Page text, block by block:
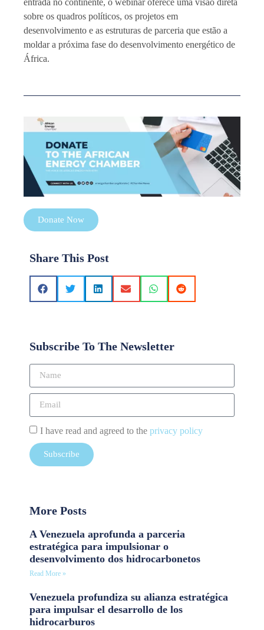
entrada no continente, o webinar oferece uma visão direta
sobre os quadros políticos, os projetos em
desenvolvimento e as estruturas de parceria que estão a
moldar a próxima fase do desenvolvimento energético de
África.
Donate Now
Share This Post
Subscribe To The Newsletter
I have read and agreed to the privacy policy
Subscribe
More Posts
A Venezuela aprofunda a parceria
estratégica para impulsionar o
desenvolvimento dos hidrocarbonetos
Read More »
Venezuela profundiza su alianza estratégica
para impulsar el desarrollo de los
hidrocarburos